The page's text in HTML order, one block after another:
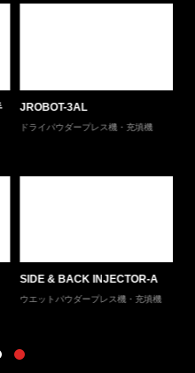
JROBOT-3AL
ドライパウダープレス機・充填機
SIDE & BACK INJECTOR-A
ウエットパウダープレス機・充填機